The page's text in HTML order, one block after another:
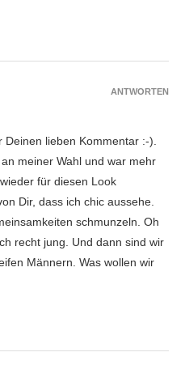
lieben Kommentar :-).
meiner Wahl und war mehr
für diesen Look
Dir, dass ich chic aussehe.
schmunzeln. Oh
recht jung. Und dann sind wir
Männern. Was wollen wir
ANTWORTEN